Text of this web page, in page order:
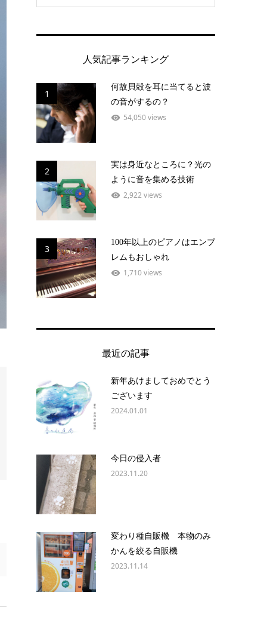
人気記事ランキング
1
何故貝殻を耳に当てると波
の音がするの？
54,050 views
2
実は身近なところに？光の
ように音を集める技術
2,922 views
3
100年以上のピアノはエンブ
レムもおしゃれ
1,710 views
最近の記事
新年あけましておめでとう
ございます
2024.01.01
今日の侵入者
2023.11.20
変わり種自販機 本物のみ
かんを絞る自販機
2023.11.14